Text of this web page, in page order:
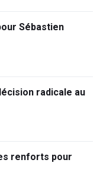
Sébastien
radicale au
renforts pour